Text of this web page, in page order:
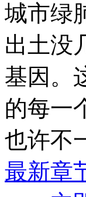
城市绿
出土没
基因。
的每一
也许不
最新章